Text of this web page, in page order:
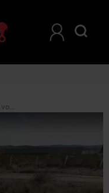
11 personas muertas y 26 heridos, al volcarse un autobús en Zacatecas